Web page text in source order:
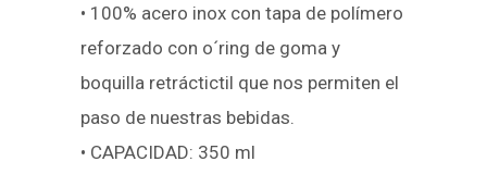
• 100% acero inox con tapa de polímero
reforzado con o´ring de goma y
boquilla retráctictil que nos permiten el
paso de nuestras bebidas.
• CAPACIDAD: 350 ml